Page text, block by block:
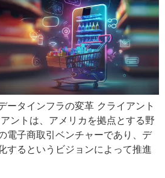
ータインフラの変革 クライアント
ントは、アメリカを拠点とする野
電子商取引ベンチャーであり、デ
するというビジョンによって推進